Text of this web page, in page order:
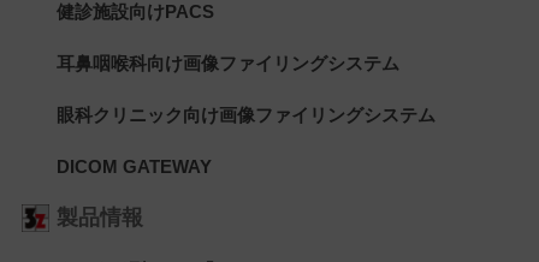
健診施設向けPACS
耳鼻咽喉科向け画像ファイリングシステム
眼科クリニック向け画像ファイリングシステム
DICOM GATEWAY
製品情報